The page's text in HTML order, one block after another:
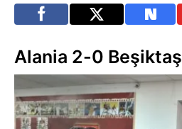
Alania 2-0 Beşiktaş